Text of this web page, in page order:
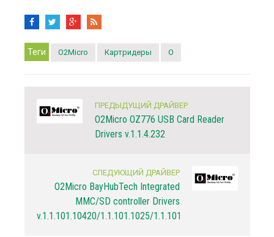
Теги O2Micro Картридеры O
ПРЕДЫДУЩИЙ ДРАЙВЕР
O2Micro OZ776 USB Card Reader
Drivers v.1.1.4.232
СЛЕДУЮЩИЙ ДРАЙВЕР
O2Micro BayHubTech Integrated
MMC/SD controller Drivers
v.1.1.101.10420/1.1.101.1025/1.1.101.1023